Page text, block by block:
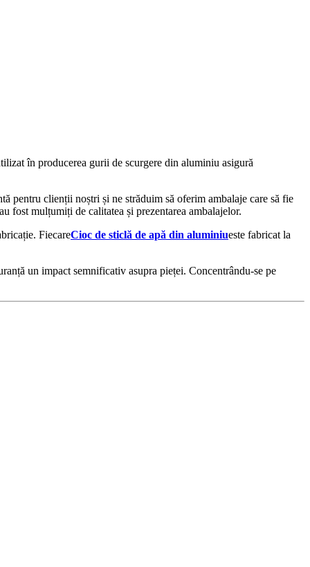
în producerea gurii de scurgere din aluminiu asigură
pentru clienții noștri și ne străduim să oferim ambalaje care să fie
fost mulțumiți de calitatea și prezentarea ambalajelor.
FiecareCioc de sticlă de apă din aluminiueste fabricat la
un impact semnificativ asupra pieței. Concentrându-se pe